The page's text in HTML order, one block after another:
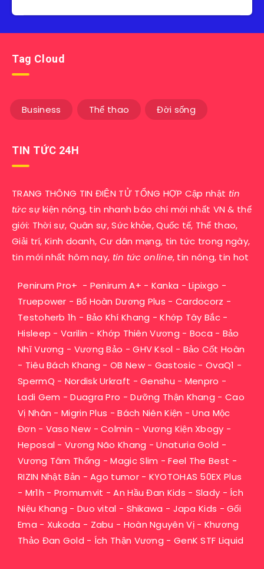
Tag Cloud
Business Thể thao Đời sống
TIN TỨC 24H
TRANG THÔNG TIN ĐIỆN TỬ TỔNG HỢP Cập nhật tin
tứcsự kiện nóng, tin nhanh báo chí mới nhất VN & thế
giới: Thời sự, Quân sự, Sức khỏe, Quốc tế, Thể thao,
Giải trí, Kinh doanh, Cư dân mạng, tin tức trong ngày,
tin mới nhất hôm nay, tin tức online, tin nóng, tin hot
Penirum Pro+ - Penirum A+ - Kanka -Lipixgo -
Truepower - Bổ Hoàn Dương Plus - Cardocorz -
Testoherb 1h - Bảo Khí Khang -Khớp Tây Bắc-
Hisleep -Varilin -Khớp Thiên Vương - Boca - Bảo
Nhĩ Vương - Vương Bảo -GHV Ksol - Bảo Cốt Hoàn
- Tiêu Bách Khang -OB New- Gastosic -OvaQ1 -
SpermQ - Nordisk Urkraft -Genshu - Menpro -
Ladi Gem -Duagra Pro -Dưỡng Thận Khang - Cao
Vị Nhân -Migrin Plus -Bách Niên Kiện -Una Mộc
Đơn - Vaso New -Colmin - Vương Kiện Xbogy -
Heposal -Vương Não Khang -Unaturia Gold -
Vương Tâm Thống -Magic Slim -Feel The Best -
RIZIN Nhật Bản -Ago tumor- KYOTOHAS 50EX Plus
- Mr1h - Promumvit -An Hầu Đan Kids - Slady -Ích
Niệu Khang - Duo vital - Shikawa - Japa Kids -Gối
Ema - Xukoda - Zabu - Hoàn Nguyên Vị- Khương
Thảo Đan Gold - Ích Thận Vương - GenK STF Liquid